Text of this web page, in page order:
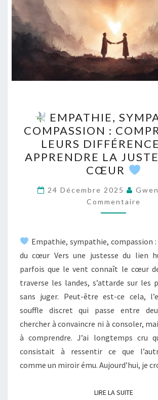
:
LEURS
ET
LA
JUSTESSE
DU
CŒUR
EMPATHIE,
COMPASSION :
LEURS
APPRENDRE LA
CŒUR
24 Décembre 2025
Commentaire
Empathie, sympathie, compassion
du cœur Vers une justesse du lien
parfois que le vent connaît le cœur
traverse les landes, s’attarde sur les
sans juger. Peut-être est-ce cela,
souffle discret qui passe entre
chercher à convaincre ni à consoler,
à comprendre. J’ai longtemps cru
consistait à ressentir ce que
comme un miroir ému. Aujourd’hui, je
LIRE LA SUITELIRE LA